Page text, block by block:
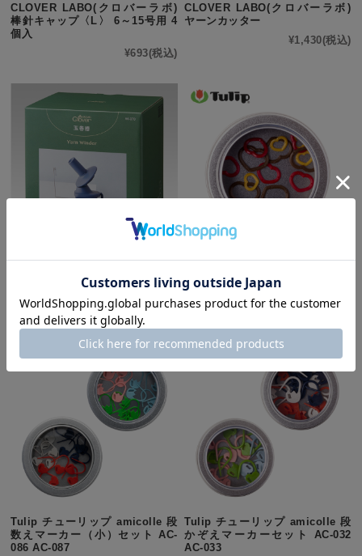
CLOVER LABO(クロバーラボ)
棒針キャップ〈L〉 6～15号用 4
個入
¥693(税込)
CLOVER LABO(クロバーラボ)
ヤーンカッター
¥1,430(税込)
Clover(クロバー) 玉巻器 55-370
¥8,250(税込)
Tulip チューリップ amicolle 目
かぞえマーカーセット（ハート）
AC-016
¥770 (税込)
Tulip チューリップ amicolle 段
数えマーカー（小）セット AC-
086 AC-087
Tulip チューリップ amicolle 段
かぞえマーカーセット AC-032
AC-033